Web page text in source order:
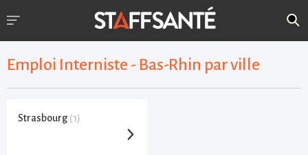
Emploi Interniste - Bas-Rhin par ville
Strasbourg (1)